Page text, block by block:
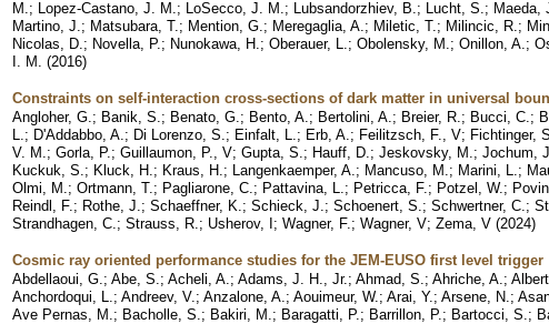
M. ; Lopez-Castano, J. M. ; LoSecco, J. M. ; Lubsandorzhiev, B. ; Lucht, S. ; Maeda,
Martino, J. ; Matsubara, T. ; Mention, G. ; Meregaglia, A. ; Miletic, T. ; Milincic, R. ;
Nicolas, D. ; Novella, P. ; Nunokawa, H. ; Oberauer, L. ; Obolensky, M. ; Onillon, A. ;
I. M. (2016)
Constraints on self-interaction cross-sections of dark matter in universal
Angloher, G. ; Banik, S. ; Benato, G. ; Bento, A. ; Bertolini, A. ; Breier, R. ; Bucci, C. ;
L. ; D'Addabbo, A. ; Di Lorenzo, S. ; Einfalt, L. ; Erb, A. ; Feilitzsch, F., V; Fichtinger, S.
V. M. ; Gorla, P. ; Guillaumon, P., V; Gupta, S. ; Hauff, D. ; Jeskovsky, M. ; Jochum, J.
Kuckuk, S. ; Kluck, H. ; Kraus, H. ; Langenkaemper, A. ; Mancuso, M. ; Marini, L. ;
Olmi, M. ; Ortmann, T. ; Pagliarone, C. ; Pattavina, L. ; Petricca, F. ; Potzel, W. ;
Reindl, F. ; Rothe, J. ; Schaeffner, K. ; Schieck, J. ; Schoenert, S. ; Schwertner, C. ;
Strandhagen, C. ; Strauss, R. ; Usherov, I; Wagner, F. ; Wagner, V; Zema, V (2024)
Cosmic ray oriented performance studies for the JEM-EUSO first level trigger
Abdellaoui, G. ; Abe, S. ; Acheli, A. ; Adams, J. H., Jr. ; Ahmad, S. ; Ahriche, A. ;
Anchordoqui, L. ; Andreev, V. ; Anzalone, A. ; Aouimeur, W. ; Arai, Y. ; Arsene, N. ;
Ave Pernas, M. ; Bacholle, S. ; Bakiri, M. ; Baragatti, P. ; Barrillon, P. ; Bartocci, S. ;